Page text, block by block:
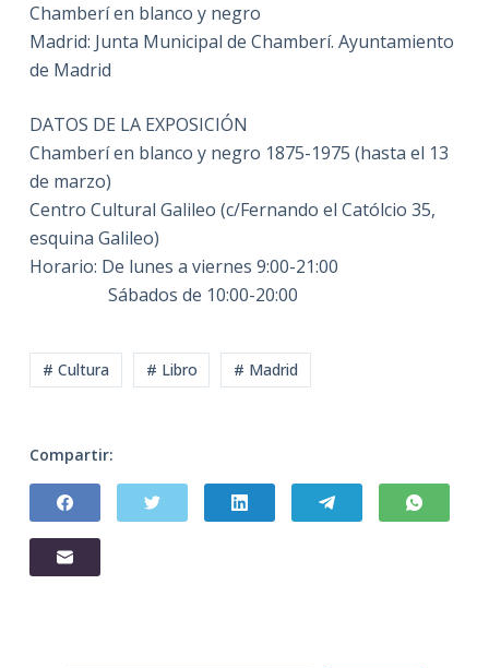
Chamberí en blanco y negro
Madrid: Junta Municipal de Chamberí. Ayuntamiento
de Madrid
DATOS DE LA EXPOSICIÓN
Chamberí en blanco y negro 1875-1975 (hasta el 13
de marzo)
Centro Cultural Galileo (c/Fernando el Católcio 35,
esquina Galileo)
Horario: De lunes a viernes 9:00-21:00
Sábados de 10:00-20:00
# Cultura # Libro # Madrid
Compartir: